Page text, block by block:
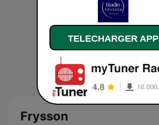
Frysson
TELECHARGER APP